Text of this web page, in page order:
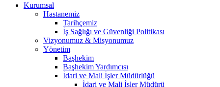
Kurumsal
Hastanemiz
Tarihçemiz
İş Sağlığı ve Güvenliği Politikası
Vizyonumuz & Misyonumuz
Yönetim
Başhekim
Başhekim Yardımcısı
İdari ve Mali İşler Müdürlüğü
İdari ve Mali İşler Müdürü